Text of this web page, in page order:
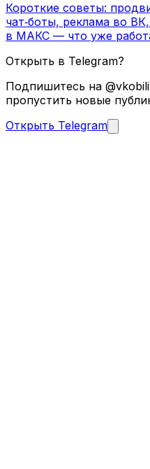
Короткие советы:
чат‑боты, реклама во
в МАКС — что уже
Открыть в Telegram?
Подпишитесь на
пропустить новые
Открыть Telegram